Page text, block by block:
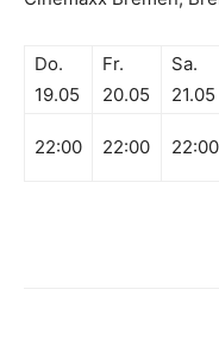
Do.
19.05
Fr.
20.05
Sa.
21.05
22:00 22:00 22:00